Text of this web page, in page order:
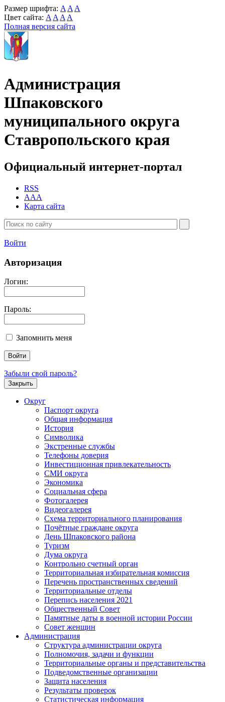
Размер шрифта: A A A
Цвет сайта: A A A A
Полная версия сайта
Администрация
Шпаковского
муниципального округа
Ставропольского края
Официальный интернет-портал
RSS
AAA
Карта сайта
Войти
Авторизация
Логин:
Пароль:
Запомнить меня
Забыли свой пароль?
Закрыть
Округ
Паспорт округа
Общая информация
История
Символика
Экстренные службы
Телефоны доверия
Инвестиционная привлекательность
СМИ округа
Экономика
Социальная сфера
Фотогалерея
Видеогалерея
Схема территориального планирования
Почётные граждане округа
День Шпаковского района
Туризм
Дума округа
Контрольно счетный орган
Территориальная избирательная комиссия
Перечень пространственных сведений
Территориальные отделы
Перепись населения 2021
Общественный Совет
Памятные даты в военной истории России
Совет женщин
Администрация
Структура администрации округа
Полномочия, задачи и функции
Территориальные органы и представительства
Подведомственные организации
Защита населения
Результаты проверок
Статистическая информация